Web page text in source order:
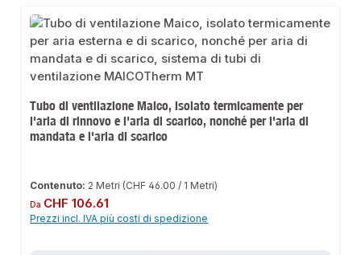
Tubo di ventilazione Maico, isolato termicamente per
l'aria di rinnovo e l'aria di scarico, nonché per l'aria di
mandata e l'aria di scarico
Contenuto: 2 Metri (CHF 46.00 / 1 Metri)
Prezzo normale:
Da CHF 106.61
Prezzi incl. IVA più costi di spedizione